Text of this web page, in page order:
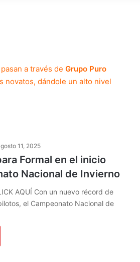
pasan a través de Grupo Puro
novatos, dándole un alto nivel
11, 2025
Formal en el inicio
Nacional de Invierno
AQUÍ Con un nuevo récord de
el Campeonato Nacional de